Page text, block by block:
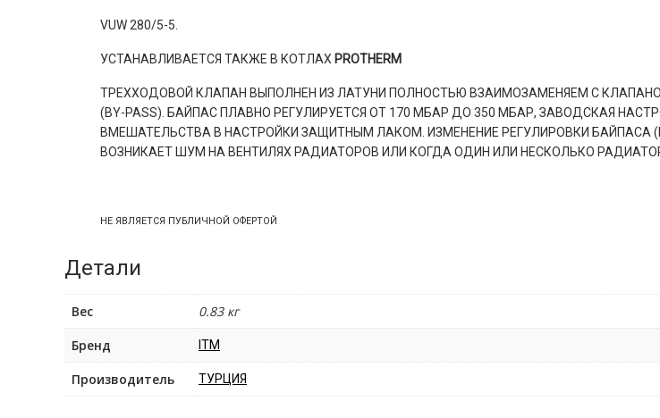
VUW 280/5-5.
УСТАНАВЛИВАЕТСЯ ТАКЖЕ В КОТЛАХ PROTHERM
ТРЕХХОДОВОЙ КЛАПАН ВЫПОЛНЕН ИЗ ЛАТУНИ ПОЛНОСТЬЮ ВЗАИМОЗАМЕНЯЕМ С
(BY-PASS). БАЙПАС ПЛАВНО РЕГУЛИРУЕТСЯ ОТ 170 МБАР ДО 350 МБАР, ЗАВОДСКАЯ
ВМЕШАТЕЛЬСТВА В НАСТРОЙКИ ЗАЩИТНЫМ ЛАКОМ. ИЗМЕНЕНИЕ РЕГУЛИРОВКИ БАЙПАСА
ВОЗНИКАЕТ ШУМ НА ВЕНТИЛЯХ РАДИАТОРОВ ИЛИ КОГДА ОДИН ИЛИ НЕСКОЛЬКО
НЕ ЯВЛЯЕТСЯ ПУБЛИЧНОЙ ОФЕРТОЙ
Детали
Вес
0.83 кг
Бренд
ITM
Производитель ТУРЦИЯ